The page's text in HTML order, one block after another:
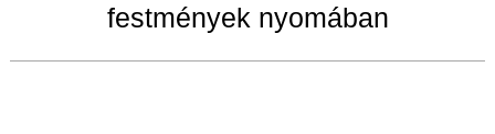
festmények nyomában